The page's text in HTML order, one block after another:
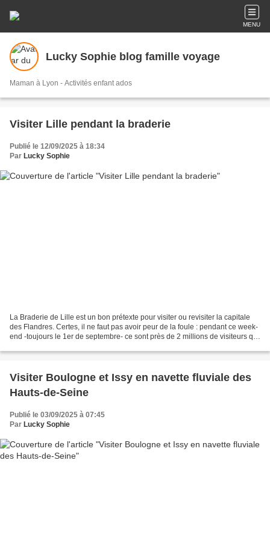
MENU
Lucky Sophie blog famille voyage
Maman à Lyon - Activités enfant ados
Visiter Lille pendant la braderie
Publié le 12/09/2025 à 18:34
Par Lucky Sophie
La Braderie de Lille est un bon prétexte pour visiter ou revisiter la capitale
des Flandres. Certes, il ne faut pas avoir peur de la foule : pendant ce week-
end -toujours le 1er de septembre- ce sont près de 2 millions de visiteurs qui
Visiter Boulogne et Issy en navette fluviale des
Hauts-de-Seine
Publié le 03/09/2025 à 07:45
Par Lucky Sophie